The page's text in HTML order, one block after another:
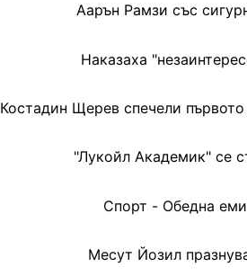
Аарън Рамзи със
Наказаха
Костадин Щерев спечели
"Лукойл Академик" се
Спорт - Обедна
Месут Йозил